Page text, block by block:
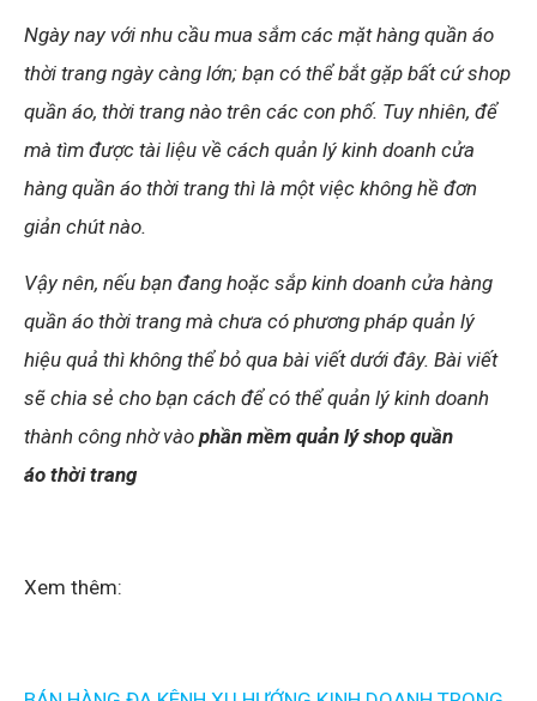
Ngày nay với nhu cầu mua sắm các mặt hàng quần áo
thời trang ngày càng lớn; bạn có thể bắt gặp bất cứ shop
quần áo, thời trang nào trên các con phố. Tuy nhiên, để
mà tìm được tài liệu về cách quản lý kinh doanh cửa
hàng quần áo thời trang thì là một việc không hề đơn
giản chút nào.
Vậy nên, nếu bạn đang hoặc sắp kinh doanh cửa hàng
quần áo thời trang mà chưa có phương pháp quản lý
hiệu quả thì không thể bỏ qua bài viết dưới đây. Bài viết
sẽ chia sẻ cho bạn cách để có thể quản lý kinh doanh
thành công nhờ vào phần mềm quản lý shop quần
áo thời trang
Xem thêm: